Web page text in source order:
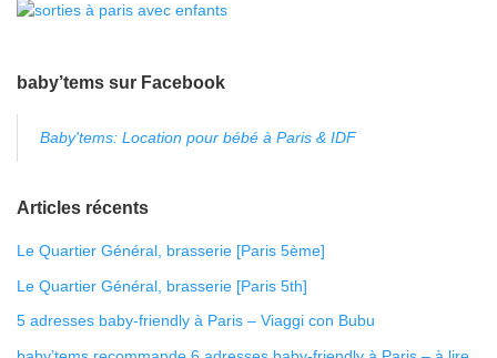
baby’tems sur Facebook
Baby'tems: Location pour bébé à Paris & IDF
Articles récents
Le Quartier Général, brasserie [Paris 5ème]
Le Quartier Général, brasserie [Paris 5th]
5 adresses baby-friendly à Paris – Viaggi con Bubu